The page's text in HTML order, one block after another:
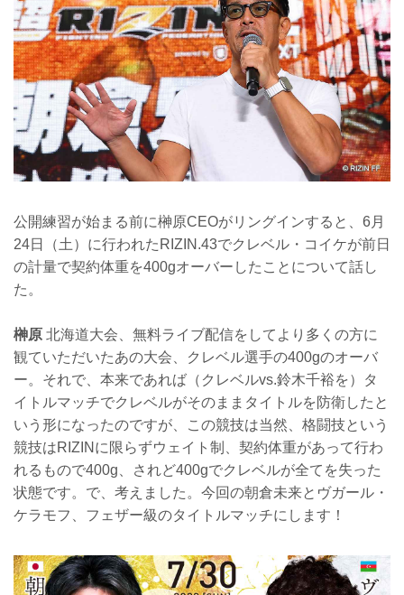
公開練習が始まる前に榊原CEOがリングインすると、6月
24日（土）に行われたRIZIN.43でクレベル・コイケが前日
の計量で契約体重を400gオーバーしたことについて話し
た。
榊原 北海道大会、無料ライブ配信をしてより多くの方に
観ていただいたあの大会、クレベル選手の400gのオーバ
ー。それで、本来であれば（クレベルvs.鈴木千裕を）タ
イトルマッチでクレベルがそのままタイトルを防衛したと
いう形になったのですが、この競技は当然、格闘技という
競技はRIZINに限らずウェイト制、契約体重があって行わ
れるもので400g、されど400gでクレベルが全てを失った
状態です。で、考えました。今回の朝倉未来とヴガール・
ケラモフ、フェザー級のタイトルマッチにします！